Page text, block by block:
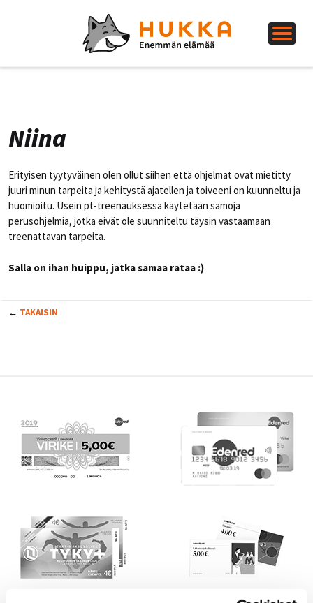
Niina
Erityisen tyytyväinen olen ollut siihen että ohjelmat ovat mietitty
juuri minun tarpeita ja kehitystä ajatellen ja toiveeni on kuunneltu ja
huomioitu. Usein pt-treenauksessa käytetään samoja
perusohjelmia, jotka eivät ole suunniteltu täysin vastaamaan
treenattavan tarpeita.
Salla on ihan huippu, jatka samaa rataa :)
← TAKAISIN